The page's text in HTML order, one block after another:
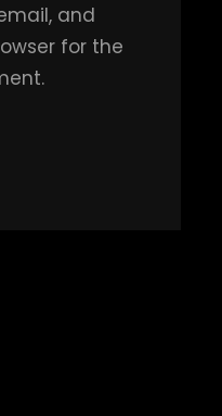
and
for the